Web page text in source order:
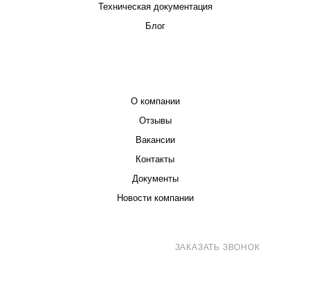
Техническая документация
Блог
О компании
Отзывы
Вакансии
Контакты
Документы
Новости компании
ЗАКАЗАТЬ ЗВОНОК